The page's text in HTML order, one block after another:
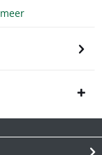
meer